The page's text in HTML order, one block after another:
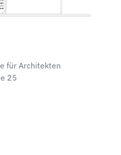
für Architekten
25